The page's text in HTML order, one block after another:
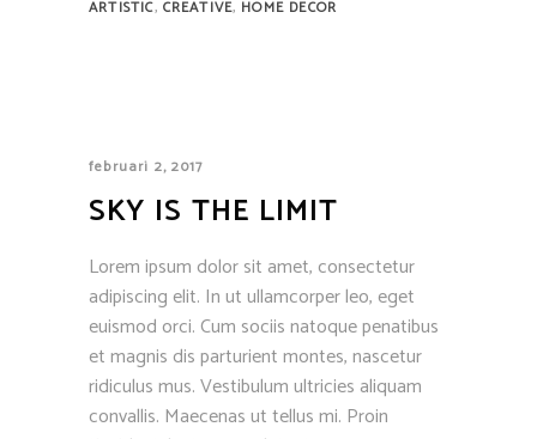
ARTISTIC CREATIVE HOME DECOR
februari 2, 2017
SKY IS THE LIMIT
Lorem ipsum dolor sit amet, consectetur
adipiscing elit. In ut ullamcorper leo, eget
euismod orci. Cum sociis natoque penatibus
et magnis dis parturient montes, nascetur
ridiculus mus. Vestibulum ultricies aliquam
convallis. Maecenas ut tellus mi. Proin